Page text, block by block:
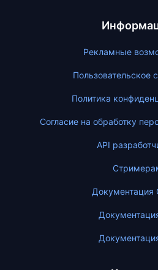
Рекламные
Пользовательское
Политика
Согласие на обработку
API
Документация